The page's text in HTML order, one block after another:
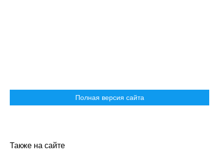
Полная версия сайта
Также на сайте